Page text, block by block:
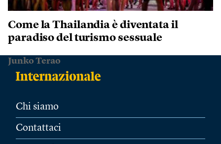
Come la Thailandia è diventata il
paradiso del turismo sessuale
Junko Terao
Chi siamo
Contattaci